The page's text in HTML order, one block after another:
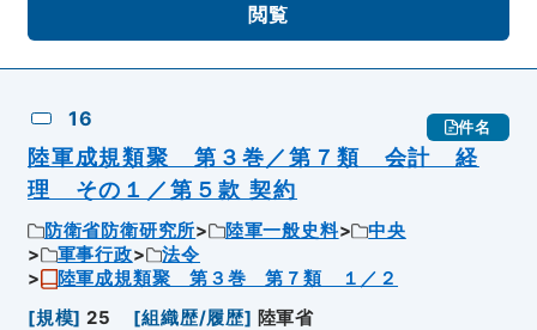
閲覧
16 件名
陸軍成規類聚 第３巻／第７類 会計 経
理 その１／第５款 契約
防衛省防衛研究所 陸軍一般史料
中央
軍事行政
法令
陸軍成規類聚 第３巻 第７類 １／２
[規模] 25 [組織歴/履歴] 陸軍省